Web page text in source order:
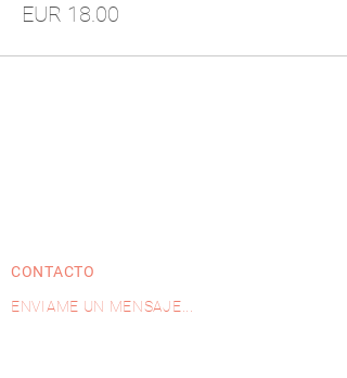
EUR 18.00
CONTACTO
ENVIAME UN MENSAJE...